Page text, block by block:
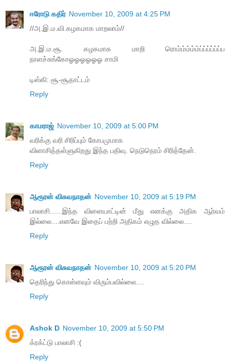
ஈரோடு கதிர் November 10, 2009 at 4:25 PM
//அ.இ.ம.வி.கழகமாக மாறலாம்//
அ.இ.ம.சூ. கழகமாக மாறி ரொம்ம்ம்ம்ம்ப்ப்ப்ப்ப்ப்ப
நாளச்சுங்கோஓஓஓஓஓஓ சாமி
டிஸ்கி: சூ-சூதாட்டம்
Reply
காமராஜ் November 10, 2009 at 5:00 PM
வரிக்கு வரி சிரிப்பும் கோபமுமாக
விளாசித்தள்ளுகிறது இந்த பதிவு. நெடுநெரம் சிரித்தேன்.
Reply
ஆரூரன் விசுவநாதன் November 10, 2009 at 5:19 PM
பாலாசி......இந்த விளையாட்டின் மீது எனக்கு அதிக ஆர்வம்
இல்லை....எனவே இதைப் பற்றி அதிகம் எழுத வில்லை....
Reply
ஆரூரன் விசுவநாதன் November 10, 2009 at 5:20 PM
தெரிந்து கொள்ளவும் விரும்பவில்லை....
Reply
Ashok D November 10, 2009 at 5:50 PM
க்ரக்ட்டு பாலாசி :(
Reply